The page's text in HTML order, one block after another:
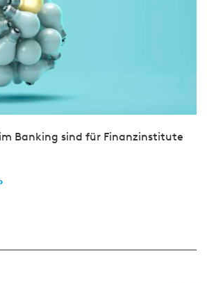
Banking sind für Finanzinstitute